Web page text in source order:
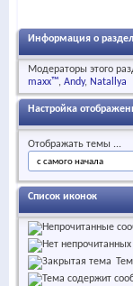
Информация о
Модераторы этого
maxx™ Andy Natallya
Настройка
Отображать темы ...
Список иконок